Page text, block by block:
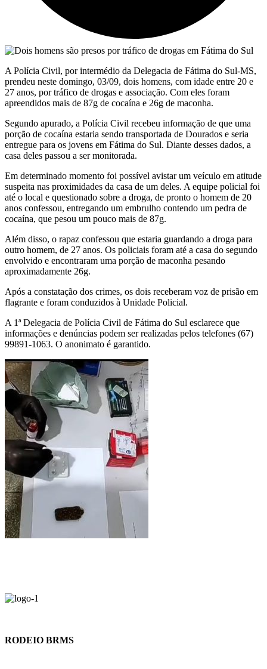
A Polícia Civil, por intermédio da Delegacia de Fátima do Sul-MS,
prendeu neste domingo, 03/09, dois homens, com idade entre 20 e
27 anos, por tráfico de drogas e associação. Com eles foram
apreendidos mais de 87g de cocaína e 26g de maconha.
Segundo apurado, a Polícia Civil recebeu informação de que uma
porção de cocaína estaria sendo transportada de Dourados e seria
entregue para os jovens em Fátima do Sul. Diante desses dados, a
casa deles passou a ser monitorada.
Em determinado momento foi possível avistar um veículo em atitude
suspeita nas proximidades da casa de um deles. A equipe policial foi
até o local e questionado sobre a droga, de pronto o homem de 20
anos confessou, entregando um embrulho contendo um pedra de
cocaína, que pesou um pouco mais de 87g.
Além disso, o rapaz confessou que estaria guardando a droga para
outro homem, de 27 anos. Os policiais foram até a casa do segundo
envolvido e encontraram uma porção de maconha pesando
aproximadamente 26g.
Após a constatação dos crimes, os dois receberam voz de prisão em
flagrante e foram conduzidos à Unidade Policial.
A 1ª Delegacia de Polícia Civil de Fátima do Sul esclarece que
informações e denúncias podem ser realizadas pelos telefones (67)
99891-1063. O anonimato é garantido.
RODEIO BRMS